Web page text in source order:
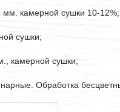
мм. камерной сушки 10-12%;
сушки;
камерной сушки;
Обработка